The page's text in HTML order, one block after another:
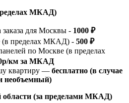
МКАД)
для Москвы - 1000 ₽
(в пределах МКАД) - 500 ₽
по Москве (в пределах
км за МКАД
квартиру — бесплатно (в случае
необъемный)
области (за пределами МКАД)